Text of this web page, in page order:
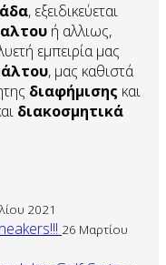
, εξειδικεύεται
ή αλλιως,
εμπειρία μας
, μας καθιστά
διαφήμισης και
διακοσμητικά
2021
26 Μαρτίου